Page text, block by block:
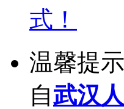
式！
温馨提
自武汉